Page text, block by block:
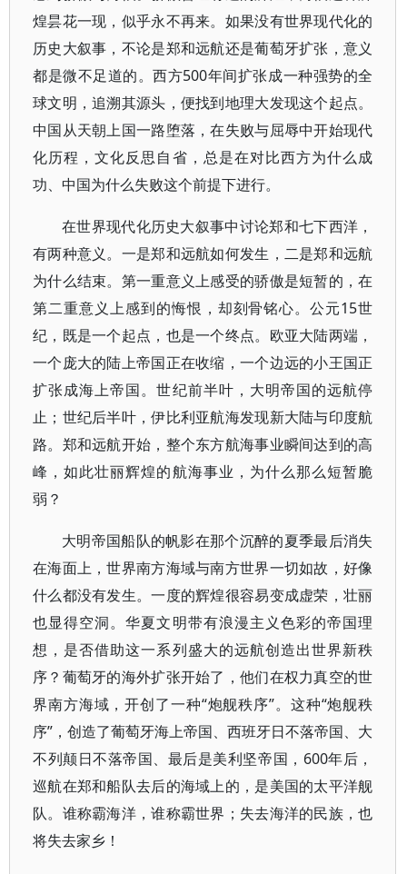
煌昙花一现，似乎永不再来。如果没有世界现代化的
历史大叙事，不论是郑和远航还是葡萄牙扩张，意义
都是微不足道的。西方500年间扩张成一种强势的全
球文明，追溯其源头，便找到地理大发现这个起点。
中国从天朝上国一路堕落，在失败与屈辱中开始现代
化历程，文化反思自省，总是在对比西方为什么成
功、中国为什么失败这个前提下进行。
在世界现代化历史大叙事中讨论郑和七下西洋，
有两种意义。一是郑和远航如何发生，二是郑和远航
为什么结束。第一重意义上感受的骄傲是短暂的，在
第二重意义上感到的悔恨，却刻骨铭心。公元15世
纪，既是一个起点，也是一个终点。欧亚大陆两端，
一个庞大的陆上帝国正在收缩，一个边远的小王国正
扩张成海上帝国。世纪前半叶，大明帝国的远航停
止；世纪后半叶，伊比利亚航海发现新大陆与印度航
路。郑和远航开始，整个东方航海事业瞬间达到的高
峰，如此壮丽辉煌的航海事业，为什么那么短暂脆
弱？
大明帝国船队的帆影在那个沉醉的夏季最后消失
在海面上，世界南方海域与南方世界一切如故，好像
什么都没有发生。一度的辉煌很容易变成虚荣，壮丽
也显得空洞。华夏文明带有浪漫主义色彩的帝国理
想，是否借助这一系列盛大的远航创造出世界新秩
序？葡萄牙的海外扩张开始了，他们在权力真空的世
界南方海域，开创了一种“炮舰秩序”。这种“炮舰秩
序”，创造了葡萄牙海上帝国、西班牙日不落帝国、大
不列颠日不落帝国、最后是美利坚帝国，600年后，
巡航在郑和船队去后的海域上的，是美国的太平洋舰
队。谁称霸海洋，谁称霸世界；失去海洋的民族，也
将失去家乡！